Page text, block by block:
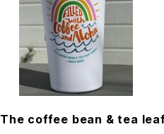
The coffee bean & tea leaf